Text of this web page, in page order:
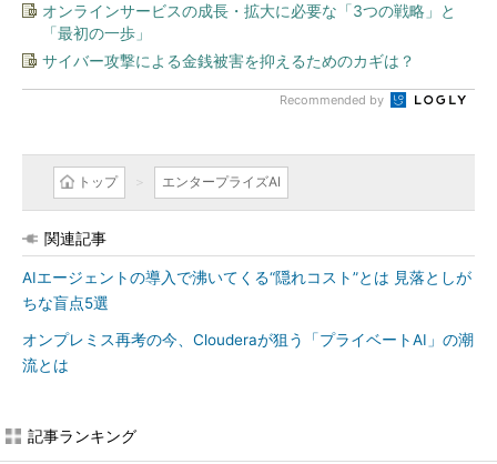
オンラインサービスの成長・拡大に必要な「3つの戦略」と
「最初の一歩」
サイバー攻撃による金銭被害を抑えるためのカギは？
Recommended by
トップ エンタープライズAI
関連記事
AIエージェントの導入で沸いてくる“隠れコスト”とは 見落としが
ちな盲点5選
オンプレミス再考の今、Clouderaが狙う「プライベートAI」の潮
流とは
記事ランキング